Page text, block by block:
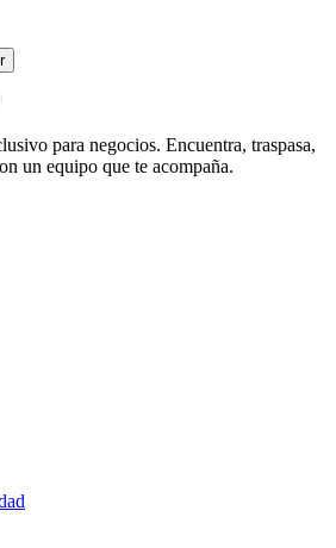
para negocios. Encuentra, traspasa,
un equipo que te acompaña.